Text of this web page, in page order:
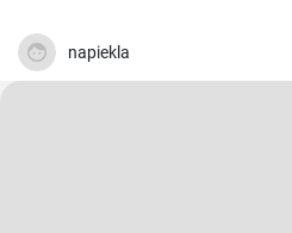
napiekla